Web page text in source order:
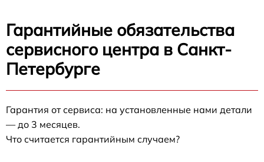
Гарантийные обязательства
сервисного центра в Санкт-
Петербурге
Гарантия от сервиса: на установленные нами детали
— до 3 месяцев.
Что считается гарантийным случаем?